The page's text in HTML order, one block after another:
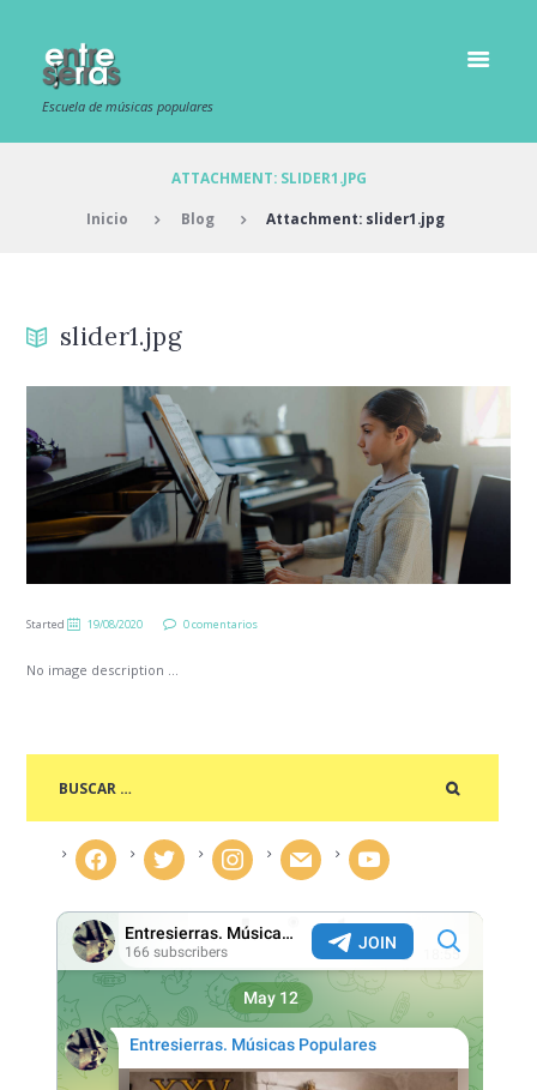
Escuela de músicas populares
ATTACHMENT: SLIDER1.JPG
Inicio Blog Attachment: slider1.jpg
slider1.jpg
Started 19/08/2020 0 comentarios
No image description ...
facebook twitter instagram mail youtube